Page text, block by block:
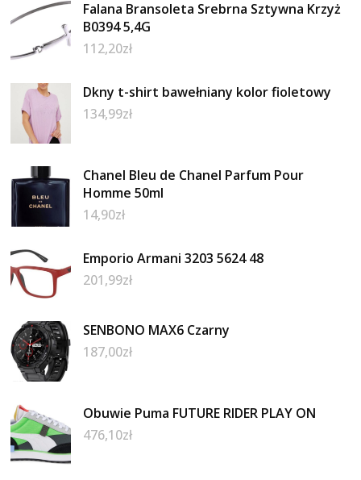
Falana Bransoleta Srebrna Sztywna Krzyż
B0394 5,4G
112,20zł
Dkny t-shirt bawełniany kolor fioletowy
134,99zł
Chanel Bleu de Chanel Parfum Pour
Homme 50ml
14,90zł
Emporio Armani 3203 5624 48
201,99zł
SENBONO MAX6 Czarny
187,00zł
Obuwie Puma FUTURE RIDER PLAY ON
476,10zł